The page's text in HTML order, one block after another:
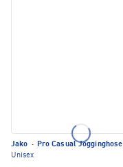
Jako · Pro Casual Jogginghose
Unisex